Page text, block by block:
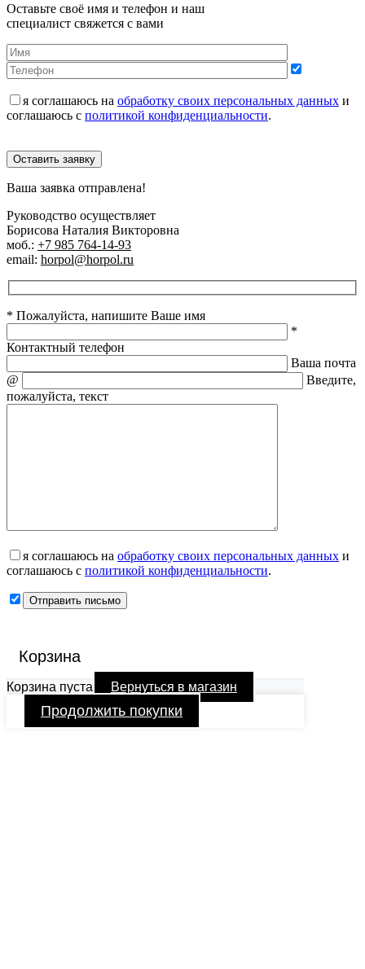
Оставьте своё имя и телефон и наш
специалист свяжется с вами
я соглашаюсь на обработку своих персональных данных и
соглашаюсь с политикой конфиденциальности.
Оставить заявку
Ваша заявка отправлена!
Руководство осуществляет
Борисова Наталия Викторовна
моб.: +7 985 764-14-93
email: horpol@horpol.ru
* Пожалуйста, напишите Ваше имя
*
Контактный телефон
Ваша почта
@
Введите,
пожалуйста, текст
я соглашаюсь на обработку своих персональных данных и
соглашаюсь с политикой конфиденциальности.
Корзина
Корзина пуста Вернуться в магазин
Продолжить покупки